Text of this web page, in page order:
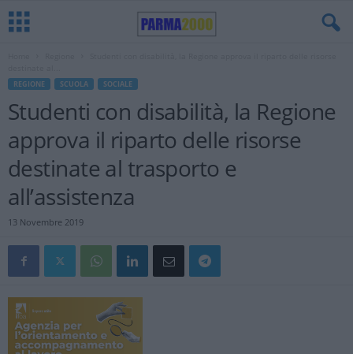
REGIONE SCUOLA SOCIALE
Studenti con disabilità, la Regione
approva il riparto delle risorse
destinate al trasporto e
all’assistenza
13 Novembre 2019